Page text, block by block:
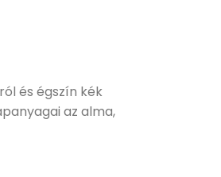
és égszín kék
az alma,